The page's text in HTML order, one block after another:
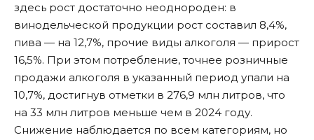
здесь рост достаточно неоднороден: в
винодельческой продукции рост составил 8,4%,
пива — на 12,7%, прочие виды алкоголя — прирост
16,5%. При этом потребление, точнее розничные
продажи алкоголя в указанный период упали на
10,7%, достигнув отметки в 276,9 млн литров, что
на 33 млн литров меньше чем в 2024 году.
Снижение наблюдается по всем категориям, но